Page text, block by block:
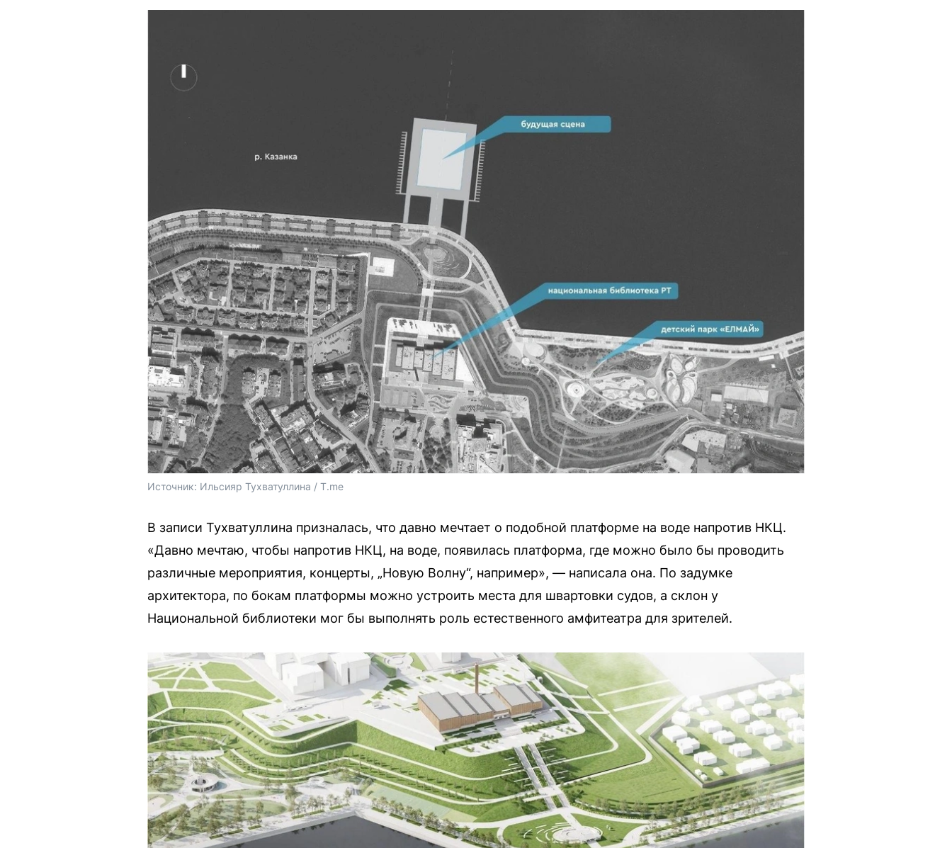
Источник: Ильсияр Тухватуллина / T.me
В записи Тухватуллина призналась, что давно мечтает о подобной платформе на воде напротив НКЦ.
«Давно мечтаю, чтобы напротив НКЦ, на воде, появилась платформа, где можно было бы проводить
различные мероприятия, концерты, „Новую Волну“, например», — написала она. По задумке
архитектора, по бокам платформы можно устроить места для швартовки судов, а склон у
Национальной библиотеки мог бы выполнять роль естественного амфитеатра для зрителей.